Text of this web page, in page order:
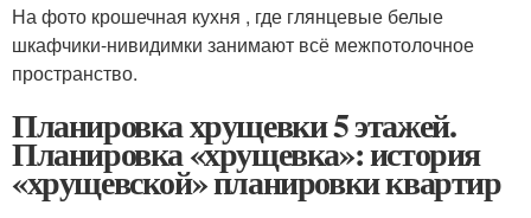
На фото крошечная кухня , где глянцевые белые
шкафчики-нивидимки занимают всё межпотолочное
пространство.
Планировка хрущевки 5 этажей.
Планировка «хрущевка»: история
«хрущевской» планировки квартир